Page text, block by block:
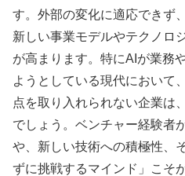
す。外部の変化に適応できず
新しい事業モデルやテクノロ
が高まります。特にAIが業務
ようとしている現代において
点を取り入れられない企業は
でしょう。ベンチャー経験者
や、新しい技術への積極性、
ずに挑戦するマインド」こそ